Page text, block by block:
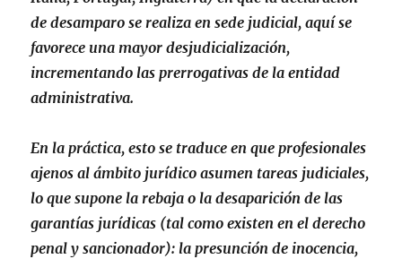
de desamparo se realiza en sede judicial, aquí se
favorece una mayor desjudicialización,
incrementando las prerrogativas de la entidad
administrativa.
En la práctica, esto se traduce en que profesionales
ajenos al ámbito jurídico asumen tareas judiciales,
lo que supone la rebaja o la desaparición de las
garantías jurídicas (tal como existen en el derecho
penal y sancionador): la presunción de inocencia,